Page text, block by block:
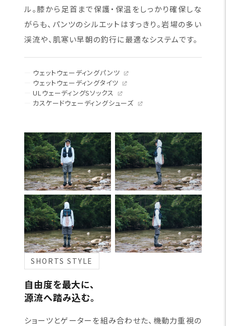
ル。膝から足首まで保護・保温をしっかり確保しな
がらも、パンツのシルエットはすっきり。岩場の多い
渓流や、肌寒い早朝の釣行に最適なシステムです。
ウェットウェーディングパンツ
ウェットウェーディングタイツ
ULウェーディングSソックス
カスケードウェーディングシューズ
SHORTS STYLE
自由度を最大に、
源流へ踏み込む。
ショーツとゲーターを組み合わせた、機動力重視の